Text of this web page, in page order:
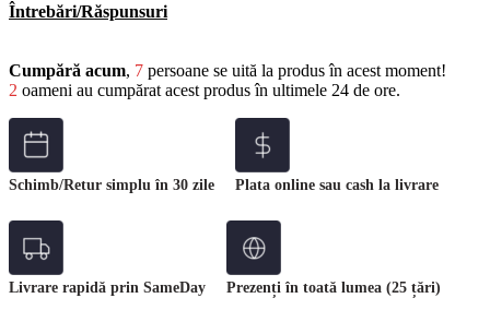
Întrebări/Răspunsuri
Cumpără acum, 7 persoane se uită la produs în acest moment!
2 oameni au cumpărat acest produs în ultimele 24 de ore.
Schimb/Retur simplu în 30 zile Plata online sau cash la livrare
Livrare rapidă prin SameDay Prezenți în toată lumea (25 țări)